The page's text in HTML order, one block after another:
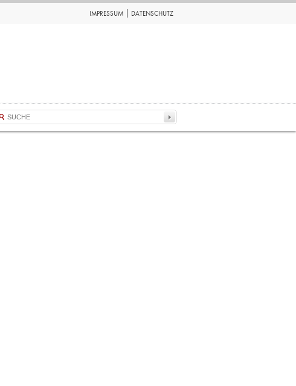
IMPRESSUM DATENSCHUTZ